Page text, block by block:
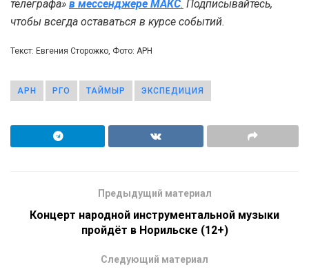
телеграфа» в мессенджере MAКС. Подписывайтесь,
чтобы всегда оставаться в курсе событий.
Текст: Евгения Сторожко, Фото: АРН
АРН РГО ТАЙМЫР ЭКСПЕДИЦИЯ
Предыдущий материал
Концерт народной инструментальной музыки
пройдёт в Норильске (12+)
Следующий материал